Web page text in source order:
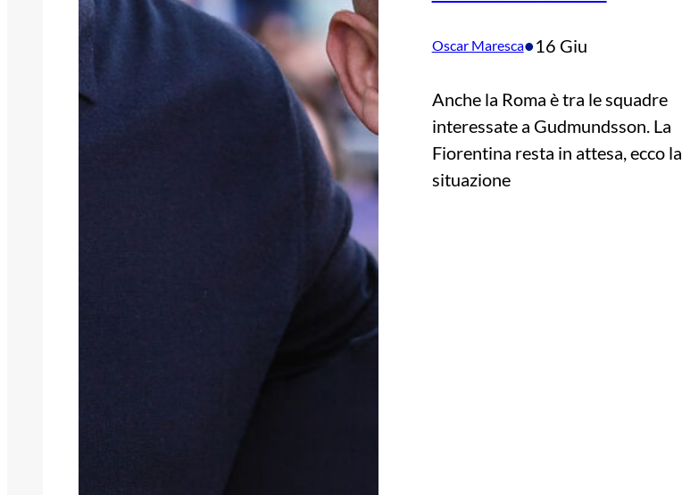
Oscar Maresca•16 Giu
Anche la Roma è tra le squadre
interessate a Gudmundsson. La
Fiorentina resta in attesa, ecco la
situazione